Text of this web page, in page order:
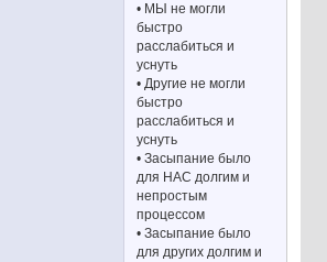
• МЫ не могли
быстро
расслабиться и
уснуть
• Другие не могли
быстро
расслабиться и
уснуть
• Засыпание было
для НАС долгим и
непростым
процессом
• Засыпание было
для других долгим и